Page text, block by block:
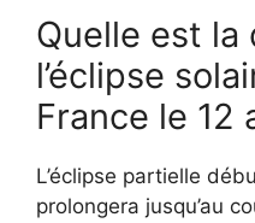
Quelle est la
l’éclipse
France le 12
L’éclipse partielle
prolongera jusqu’au